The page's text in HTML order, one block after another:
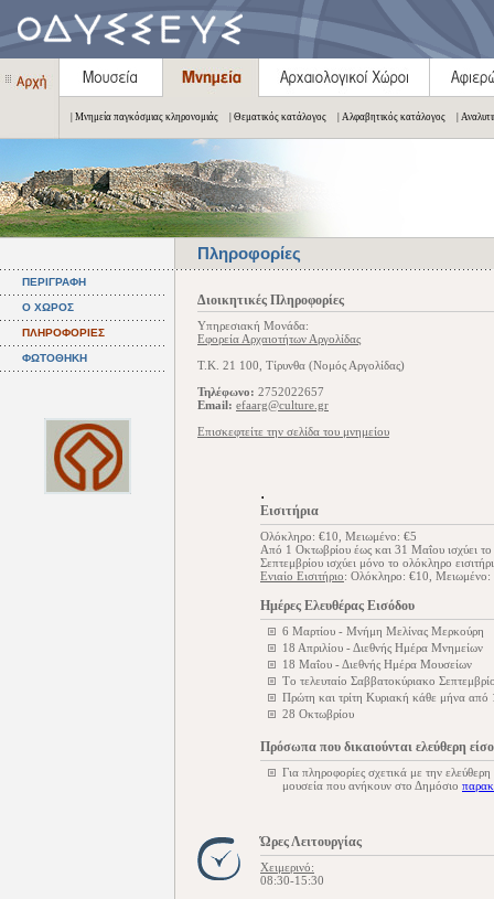
| Μνημεία παγκόσμιας κληρονομιάς | Θεματικός κατάλογος | Αλφαβητικός κατάλογος |
Πληροφορίες
ΠΕΡΙΓΡΑΦΗ
Ο ΧΩΡΟΣ
ΠΛΗΡΟΦΟΡΙΕΣ
ΦΩΤΟΘΗΚΗ
Διοικητικές Πληροφορίες
Υπηρεσιακή Μονάδα:
Εφορεία Αρχαιοτήτων Αργολίδας
Τ.Κ. 21 100, Τίρυνθα (Νομός Αργολίδας)
Τηλέφωνο: 2752022657
Email: efaarg@culture.gr
Επισκεφτείτε την σελίδα του μνημείου
.
Εισιτήρια
Ολόκληρο: €10, Μειωμένο: €5
Από 1 Οκτωβρίου έως και 31 Μαΐου ισχύει
Σεπτεμβρίου ισχύει μόνο το ολόκληρο
Ενιαίο Εισιτήριο: Ολόκληρο: €10, Μειωμένο:
Ημέρες Ελευθέρας Εισόδου
6 Μαρτίου - Μνήμη Μελίνας Μερκούρη
18 Απριλίου - Διεθνής Ημέρα Μνημείων
18 Μαΐου - Διεθνής Ημέρα Μουσείων
Tο τελευταίο Σαββατοκύριακο
Πρώτη και τρίτη Κυριακή κάθε μήνα
28 Οκτωβρίου
Πρόσωπα που δικαιούνται ελεύθερη
Για πληροφορίες σχετικά με την
μουσεία που ανήκουν στο Δημόσιο
Ώρες Λειτουργίας
Χειμερινό:
08:30-15:30